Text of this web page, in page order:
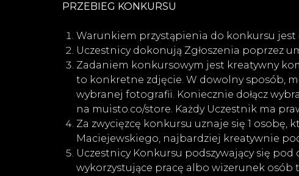
PRZEBIEG KONKURSU
Warunkiem przystąpienia do konkursu
Uczestnicy dokonują Zgłoszenia poprzez
Zadaniem konkursowym jest kreatywny
to konkretne zdjęcie. W dowolny sposób,
wybranej fotografii. Koniecznie dołącz
na muisto.co/store. Każdy Uczestnik ma
Za zwycięzcę konkursu uznaje się 1 osobę,
Maciejewskiego, najbardziej kreatywnie
Uczestnicy Konkursu podszywający się
wykorzystujące pracę albo wizerunek osób